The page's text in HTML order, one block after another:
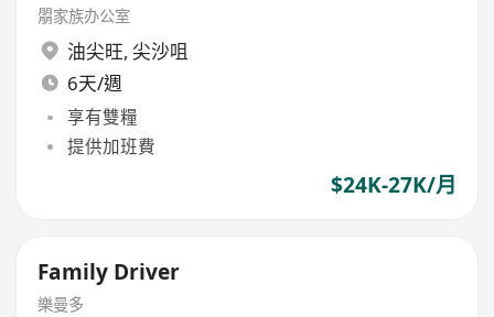
朤家族办公室
油尖旺, 尖沙咀
6天/週
享有雙糧
提供加班費
$24K-27K/月
Family Driver
樂曼多